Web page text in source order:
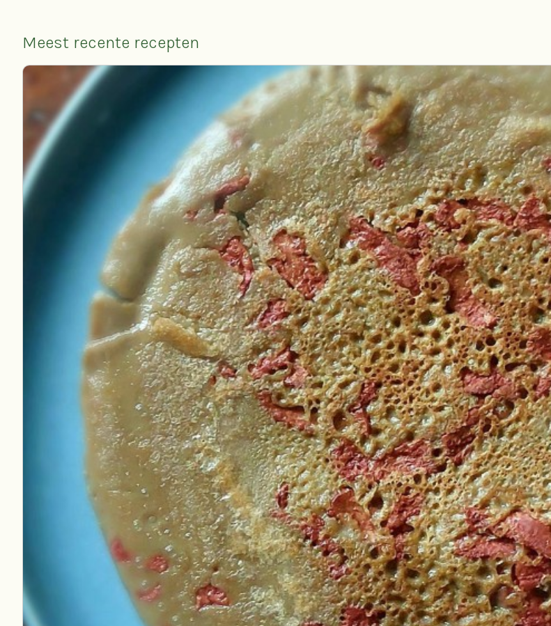
Meest recente recepten